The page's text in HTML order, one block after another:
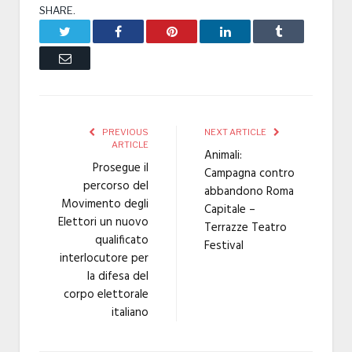
SHARE.
Facebook Pinterest LinkedIn Tumblr
Email
PREVIOUS
ARTICLE
Prosegue il
percorso del
Movimento degli
Elettori un nuovo
qualificato
interlocutore per
la difesa del
corpo elettorale
italiano
NEXT ARTICLE
Animali:
Campagna contro
abbandono Roma
Capitale –
Terrazze Teatro
Festival